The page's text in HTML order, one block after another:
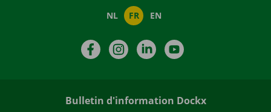
NL FR EN
FacebookInstagramLinkedIn
Bulletin d'information Dockx